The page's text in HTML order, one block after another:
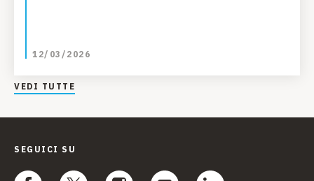
12/03/2026
VEDI TUTTE
SEGUICI SU